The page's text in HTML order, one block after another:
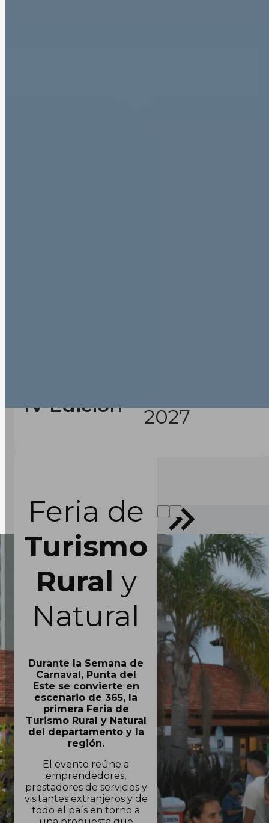
IV Edición
2027
Feria de
Turismo
Rural y
Natural
Durante la Semana de
Carnaval, Punta del
Este se convierte en
escenario de 365, la
primera Feria de
Turismo Rural y Natural
del departamento y la
región.
El evento reúne a
emprendedores,
prestadores de servicios y
visitantes extranjeros y de
todo el país en torno a